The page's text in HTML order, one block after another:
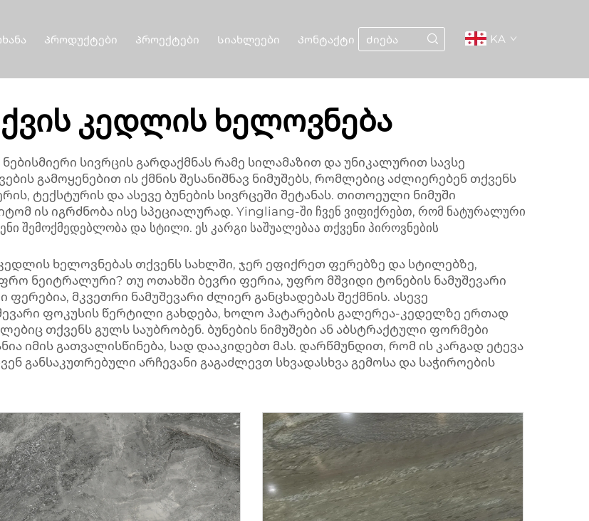
Პროდუქტები Პროექტები Სიახლეები Კონტაქტი KA
ქვის კედლის ხელოვნება
სივრცის გარდაქმნას რამე სილამაზით და უნიკალურით სავსე
გამოყენებით ის ქმნის შესანიშნავ ნიმუშებს, რომლებიც აძლიერებენ თქვენს
ტექსტურის და ასევე ბუნების სივრცეში შეტანას. თითოეული ნიმუში
ის იგრძნობა ისე სპეციალურად. Yingliang-ში ჩვენ ვიფიქრებთ, რომ ნატურალური
შემოქმედებლობა და სტილი. ეს კარგი საშუალებაა თქვენი პიროვნების
ხელოვნებას თქვენს სახლში, ჯერ ეფიქრეთ ფერებზე და სტილებზე,
ნეიტრალური? თუ ოთახში ბევრი ფერია, უფრო მშვიდი ტონების ნამუშევარი
მკვეთრი ნამუშევარი ძლიერ განცხადებას შექმნის. ასევე
ფოკუსის წერტილი გახდება, ხოლო პატარების გალერეა-კედელზე ერთად
თქვენს გულს საუბრობენ. ბუნების ნიმუშები ან აბსტრაქტული ფორმები
იმის გათვალისწინება, სად დააკიდებთ მას. დარწმუნდით, რომ ის კარგად ეტევა
განსაკუთრებული არჩევანი გაგაძლევთ სხვადასხვა გემოსა და საჭიროების